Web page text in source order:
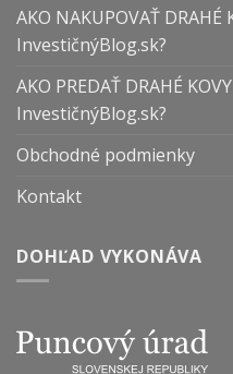
AKO NAKUPOVAŤ DRAHÉ
InvestičnýBlog.sk?
AKO PREDAŤ DRAHÉ
InvestičnýBlog.sk?
Obchodné podmienky
Kontakt
DOHĽAD VYKONÁVA